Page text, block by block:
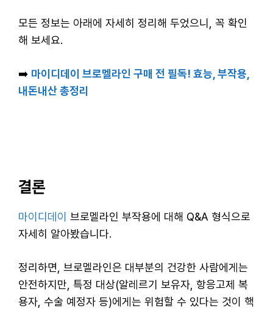
모든 정보는 아래에 자세히 정리해 두었으니, 꼭 확인
해 보세요.
➡️ 마이디데이 브로멜라인 구매 전 필독! 효능, 부작용,
내돈내산 총정리
결론
마이디데이 브로멜라인 부작용에 대해 Q&A 형식으로
자세히 알아봤습니다.
정리하면, 브로멜라인은 대부분의 건강한 사람에게는
안전하지만, 특정 대상(알레르기 보유자, 항응고제 복
용자, 수술 예정자 등)에게는 위험할 수 있다는 것이 핵